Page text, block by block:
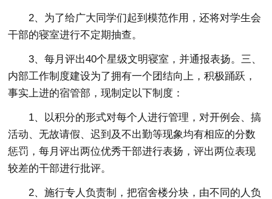
2、为了给广大同学们起到模范作用，还将对学生会
干部的寝室进行不定期抽查。
3、每月评出40个星级文明寝室，并通报表扬。三、
内部工作制度建设为了拥有一个团结向上，积极踊跃，
事实上进的宿管部，现制定以下制度：
1、以积分的形式对每个人进行管理，对开例会、搞
活动、无故请假、迟到及不出勤等现象均有相应的分数
惩罚，每月评出两位优秀干部进行表扬，评出两位表现
较差的干部进行批评。
2、施行专人负责制，把宿舍楼分块，由不同的人负